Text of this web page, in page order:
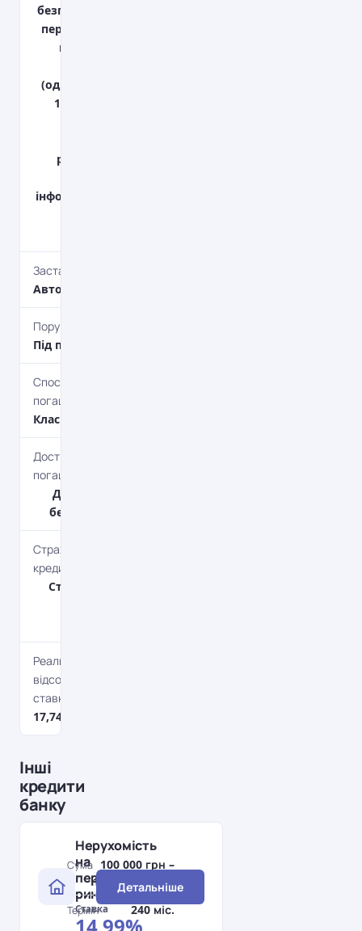
безготівкових
перерахувань
кредитних
(одноразово);
100 грн. - за
рахунку; 55
інформаційно-
Застава
Автотранспорт
Поруки
Під поруки
Спосіб
погашення
Класичний
Дострокове
погашення
Дострокове
без штрафів
Страхування
кредиту
Страхування
Реальна
відсоткова
ставка
17,74-56,47%*
Інші
кредити
банку
Нерухомість
на
первинному
ринку
Ставка
Сума 100 000 грн –
10 000 000 грн
Термін 240 міс.
Детальніше